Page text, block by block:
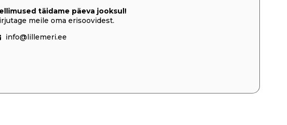
täidame päeva jooksul!
meile oma erisoovidest.
info@lillemeri.ee